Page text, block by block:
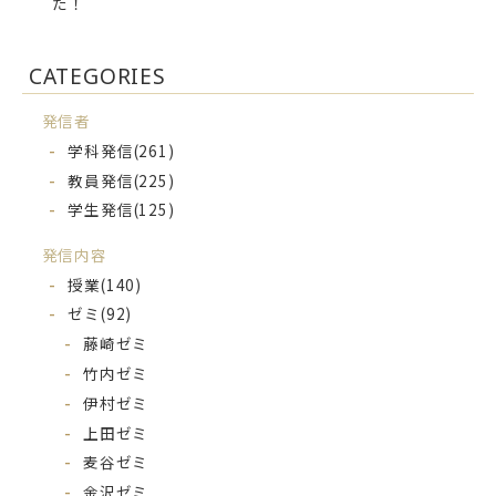
CATEGORIES
発信者
学科発信(261)
教員発信(225)
学生発信(125)
発信内容
授業(140)
ゼミ(92)
藤崎ゼミ
竹内ゼミ
伊村ゼミ
上田ゼミ
麦谷ゼミ